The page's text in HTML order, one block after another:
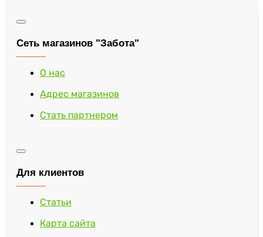
Сеть магазинов "Забота"
О нас
Адрес магазинов
Стать партнером
Для клиентов
Статьи
Карта сайта